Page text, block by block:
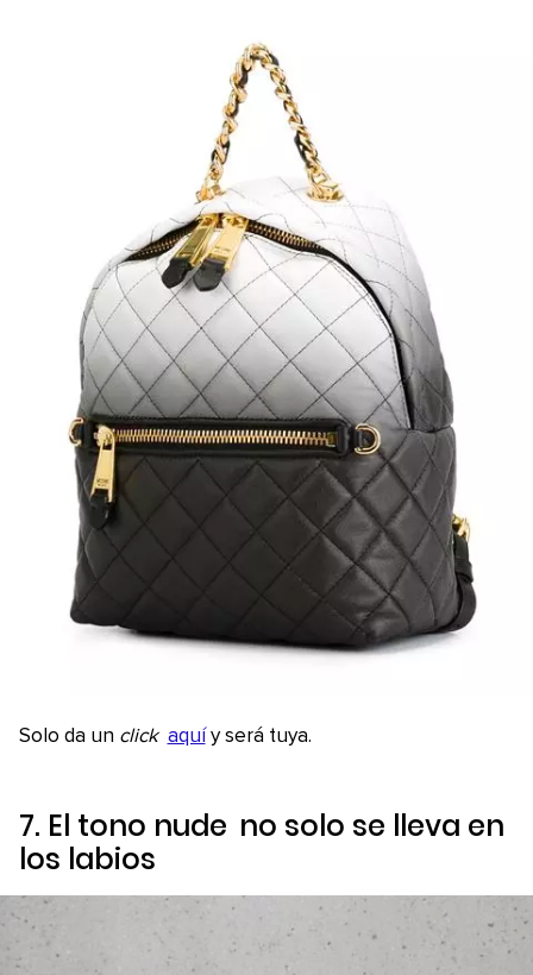
Solo da un click aquí y será tuya.
7. El tono nude no solo se lleva en
los labios